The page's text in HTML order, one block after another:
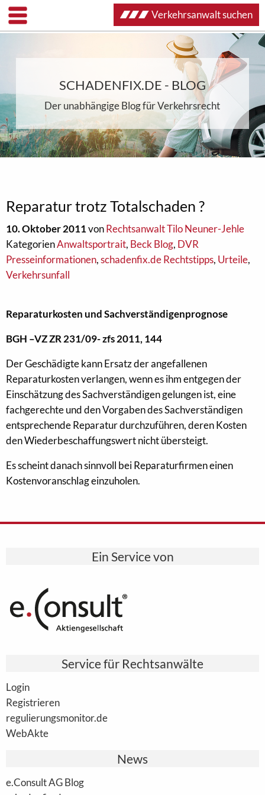
SCHADENFIX.DE - BLOG
Der unabhängige Blog für Verkehrsrecht
Reparatur trotz Totalschaden ?
10. Oktober 2011vonRechtsanwalt Tilo Neuner-Jehle
KategorienAnwaltsportrait, Beck Blog, DVR
Presseinformationen,schadenfix.de Rechtstipps, Urteile,
Verkehrsunfall
Reparaturkosten und Sachverständigenprognose
BGH –VZ ZR 231/09- zfs 2011, 144
Der Geschädigte kann Ersatz der angefallenen
Reparaturkosten verlangen, wenn es ihm entgegen der
Einschätzung des Sachverständigen gelungen ist, eine
fachgerechte und den Vorgaben des Sachverständigen
entsprechende Reparatur durchzuführen, deren Kosten
den Wiederbeschaffungswert nicht übersteigt.
Es scheint danach sinnvoll bei Reparaturfirmen einen
Kostenvoranschlag einzuholen.
Ein Service von
Service für Rechtsanwälte
Login
Registrieren
regulierungsmonitor.de
WebAkte
News
e.Consult AG Blog
Verkehrsanwalt suchen